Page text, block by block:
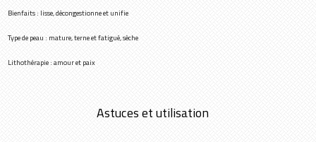
Bienfaits : lisse, décongestionne et unifie
Type de peau : mature, terne et fatigué, sèche
Lithothérapie : amour et paix
Astuces et utilisation